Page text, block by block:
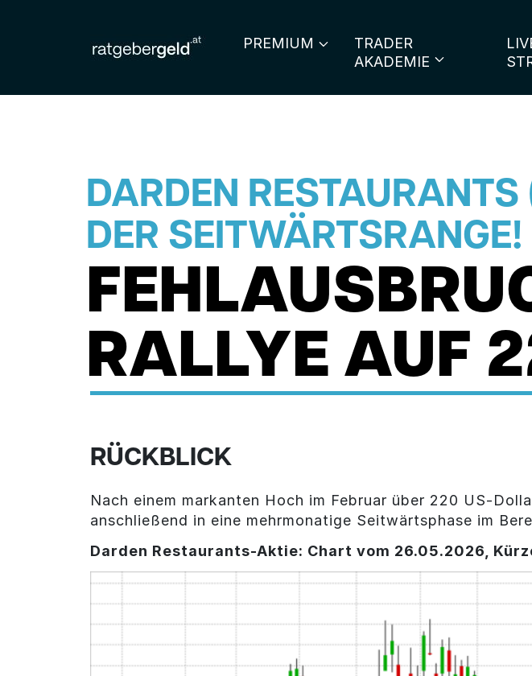
PREMIUM TRADER
AKADEMIE
DARDEN
DER SEITWÄRTSRANGE!
RALLYE AUF
RÜCKBLICK
Nach einem markanten Hoch im Februar über 220 US-
anschließend in eine mehrmonatige Seitwärtsphase im
Darden Restaurants-Aktie: Chart vom 26.05.2026,